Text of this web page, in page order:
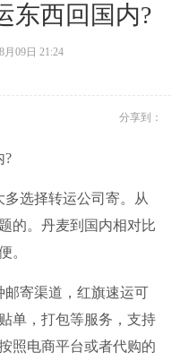
东西回国内?
月09日 21:24
分享到：
?
多选择转运公司 寄。从
的。丹麦到国内相对比
。
寄渠道，红旗速运可
单，打包等服务，支持
照电商平台或者代购的